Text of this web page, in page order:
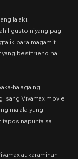
lalaki.
gusto niyang pag-
para magamit
bestfriend na
halaga ng
isang Vivamax movie
malala yung
tapos napunta sa
at karamihan